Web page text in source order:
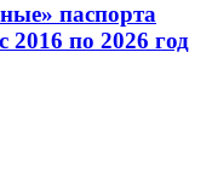
паспорта
2016 по 2026 год